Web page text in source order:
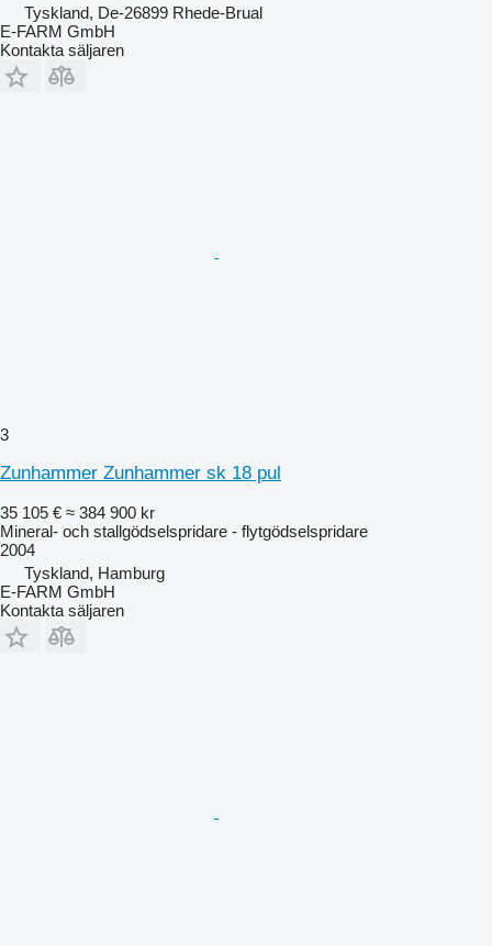
Tyskland, De-26899 Rhede-Brual
E-FARM GmbH
Kontakta säljaren
3
Zunhammer Zunhammer sk 18 pul
35 105 € ≈ 384 900 kr
Mineral- och stallgödselspridare - flytgödselspridare
2004
Tyskland, Hamburg
E-FARM GmbH
Kontakta säljaren